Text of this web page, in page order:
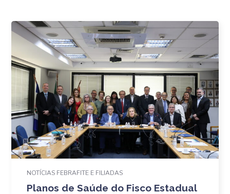
NOTÍCIAS FEBRAFITE E FILIADAS
Planos de Saúde do Fisco Estadual